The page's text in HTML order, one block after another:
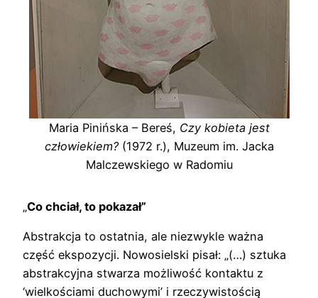
Maria Pinińska – Bereś, Czy kobieta jest
człowiekiem?(1972 r.), Muzeum im. Jacka
Malczewskiego w Radomiu
„Co chciał, to pokazał”
Abstrakcja to ostatnia, ale niezwykle ważna
część ekspozycji. Nowosielski pisał: „(…) sztuka
abstrakcyjna stwarza możliwość kontaktu z
‘wielkościami duchowymi’ i rzeczywistością